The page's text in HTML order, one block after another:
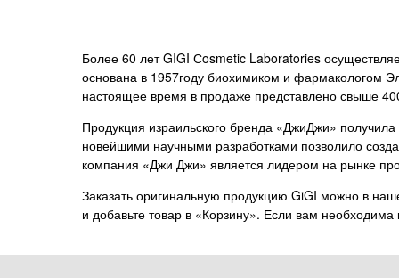
Более 60 лет GIGI Сosmetic Laboratories
основана в 1957году биохимиком и фармакологом
настоящее время в продаже представлено свыше
Продукция израильского бренда «ДжиДжи»
новейшими научными разработками позволило
компания «Джи Джи» является лидером на рынке
Заказать оригинальную продукцию GiGI можно в
и добавьте товар в «Корзину». Если вам